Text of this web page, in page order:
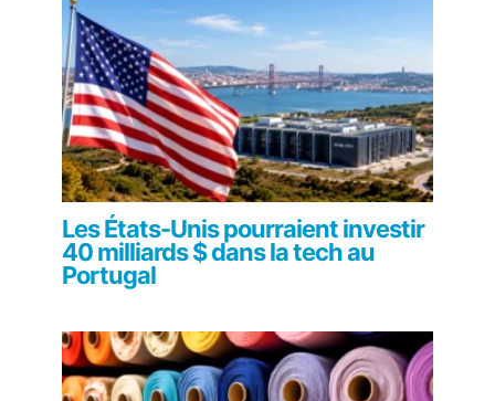
Les États-Unis pourraient investir
40 milliards $ dans la tech au
Portugal